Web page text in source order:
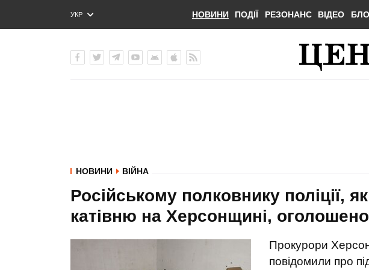
УКР
ENG
НОВИНИ ПОДІЇ РЕЗОНАНС ВІДЕО
НОВИНИ ВІЙНА
Російському полковнику поліції,
катівню на Херсонщині,
Прокурори
повідомили про